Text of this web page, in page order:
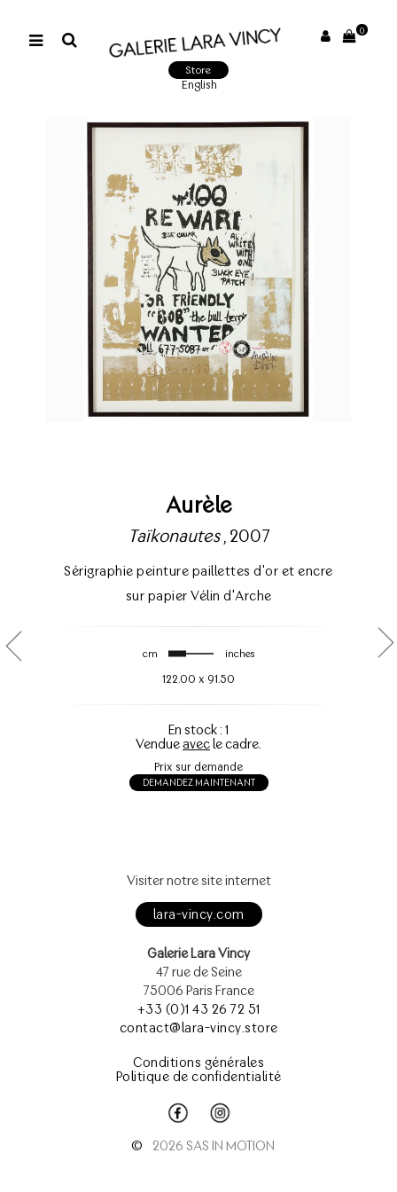
0
Store
English
Aurèle
Taïkonautes, 2007
Sérigraphie peinture paillettes d'or et encre
sur papier Vélin d'Arche
cm inches
122.00 x 91.50
En stock : 1
Vendueavecle cadre.
Prix sur demande
DEMANDEZ MAINTENANT
Visiter notre site internet
lara-vincy.com
Galerie Lara Vincy
47 rue de Seine
75006 Paris France
+33 (0)1 43 26 72 51
contact@lara-vincy.store
Conditions générales
Politique de confidentialité
© 2026 SAS IN MOTION